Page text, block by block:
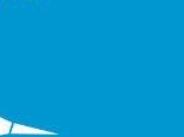
oldalunk!